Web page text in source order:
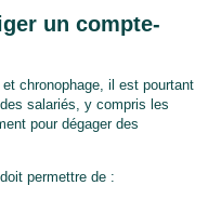
un compte-
chronophage, il est pourtant
salariés, y compris les
pour dégager des
permettre de :